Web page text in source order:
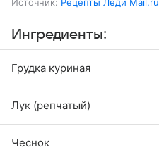
Ингредиенты:
Грудка куриная
Лук (репчатый)
Чеснок